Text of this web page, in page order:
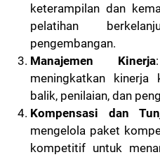
keterampilan dan
pelatihan
pengembangan.
Manajemen Kinerja
meningkatkan kinerja
balik, penilaian, dan
Kompensasi dan
mengelola paket
kompetitif untuk